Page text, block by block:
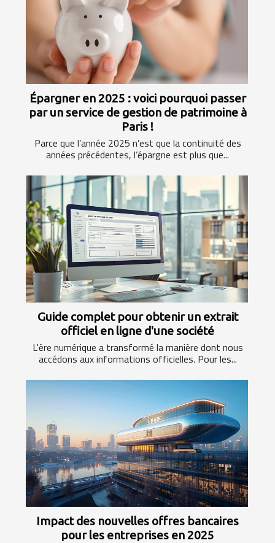
Épargner en 2025 : voici pourquoi passer
par un service de gestion de patrimoine à
Paris !
Parce que l’année 2025 n’est que la continuité des
années précédentes, l’épargne est plus que...
Guide complet pour obtenir un extrait
officiel en ligne d'une société
L'ère numérique a transformé la manière dont nous
accédons aux informations officielles. Pour les...
Impact des nouvelles offres bancaires
pour les entreprises en 2025